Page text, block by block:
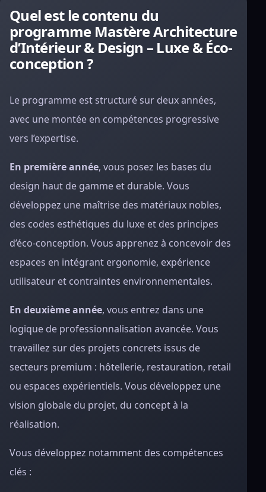
Quel est le contenu du
programme Mastère Architecture
d’Intérieur & Design – Luxe & Éco-
conception ?
Le programme est structuré sur deux années,
avec une montée en compétences progressive
vers l’expertise.
En première année, vous posez les bases du
design haut de gamme et durable. Vous
développez une maîtrise des matériaux nobles,
des codes esthétiques du luxe et des principes
d’éco-conception. Vous apprenez à concevoir des
espaces en intégrant ergonomie, expérience
utilisateur et contraintes environnementales.
En deuxième année, vous entrez dans une
logique de professionnalisation avancée. Vous
travaillez sur des projets concrets issus de
secteurs premium : hôtellerie, restauration, retail
ou espaces expérientiels. Vous développez une
vision globale du projet, du concept à la
réalisation.
Vous développez notamment des compétences
clés :